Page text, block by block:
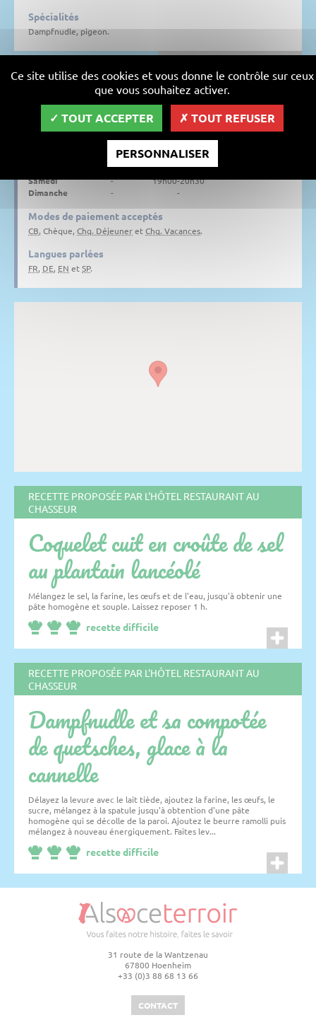
Spécialités
Dampfnudle, pigeon.
Horaires d'ouverture du restaurant
-
Mardi
-
19h00-20h30
19h00-20h30
-
19h00-20h30
Samedi
-
19h00-20h30
Dimanche
- -
Modes de paiement acceptés
CB, Chèque, Chq. DéjeuneretChq. Vacances.
Langues parlées
FR, DE, EN etSP.
RECETTE PROPOSÉE PAR L'HÔTEL RESTAURANT AU
CHASSEUR
Coquelet cuit en croûte de sel
au plantain lancéolé
Mélangez le sel, la farine, les œufs et de l'eau, jusqu'à obtenir une
pâte homogène et souple. Laissez reposer 1 h.
recette difficile
RECETTE PROPOSÉE PAR L'HÔTEL RESTAURANT AU
CHASSEUR
Dampfnudle et sa compotée
de quetsches, glace à la
cannelle
Délayez la levure avec le lait tiède, ajoutez la farine, les œufs, le
sucre, mélangez à la spatule jusqu'à obtention d'une pâte
homogène qui se décolle de la paroi. Ajoutez le beurre ramolli puis
mélangez à nouveau énergiquement. Faites lev...
recette difficile
31 route de la Wantzenau
67800 Hoenheim
+33 (0)3 88 68 13 66
CONTACT
Ce site utilise des cookies et vous donne le contrôle sur ceux
que vous souhaitez activer.
TOUT ACCEPTER TOUT REFUSER
PERSONNALISER